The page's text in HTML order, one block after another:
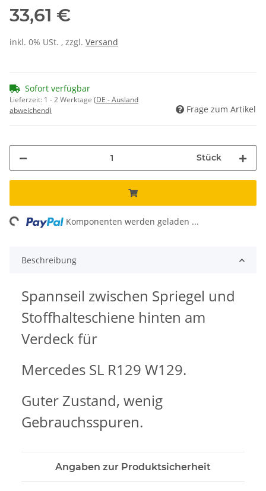
33,61 €
inkl. 0% USt. , zzgl. Versand
Sofort verfügbar
Lieferzeit: 1 - 2 Werktage (DE - Ausland
abweichend)
Frage zum Artikel
Stück
Komponenten werden geladen ...
Beschreibung
Spannseil zwischen Spriegel und
Stoffhalteschiene hinten am
Verdeck für
Mercedes SL R129 W129.
Guter Zustand, wenig
Gebrauchsspuren.
Angaben zur Produktsicherheit